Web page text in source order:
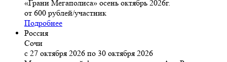
«Грани Мегаполиса» осень октябрь 2026г.
от 600 рублей/участник
Подробнее
Россия
Сочи
с 27 октября 2026 по 30 октября 2026